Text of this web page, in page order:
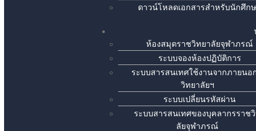
ดาวน์โหลดเอกสารสำหรับนักศึก
ห้องสมุดราชวิทยาลัยจุฬาภรณ์
ระบบจองห้องปฏิบัติการ
ระบบสารสนเทศใช้งานจากภายนอ
วิทยาลัยฯ
ระบบเปลี่ยนรหัสผ่าน
ระบบสารสนเทศของบุคลากรราช
ลัยจุฬาภรณ์